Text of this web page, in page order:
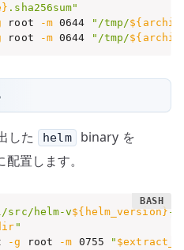
.sha256sum"
root -m 0644 "/tmp/
root -m 0644 "/tmp/
した helm binary を
配置します。
helm-v${helm_version} -
"
-g root -m 0755 "